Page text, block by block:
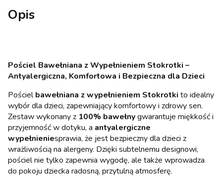
Opis
Pościel Bawełniana z Wypełnieniem Stokrotki –
Antyalergiczna, Komfortowa i Bezpieczna dla Dzieci
Pościelbawełniana z wypełnieniem Stokrotki to idealny
wybór dla dzieci, zapewniający komfortowy i zdrowy sen.
Zestaw wykonany z 100% bawełnygwarantuje miękkość i
przyjemność w dotyku, a antyalergiczne
wypełnieniesprawia, że jest bezpieczny dla dzieci z
wrażliwością na alergeny. Dzięki subtelnemu designowi,
pościel nie tylko zapewnia wygodę, ale także wprowadza
do pokoju dziecka radosną, przytulną atmosferę.